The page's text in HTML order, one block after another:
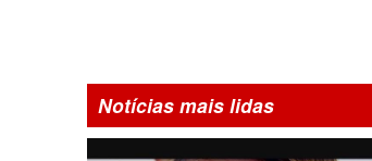
Notícias mais lidas